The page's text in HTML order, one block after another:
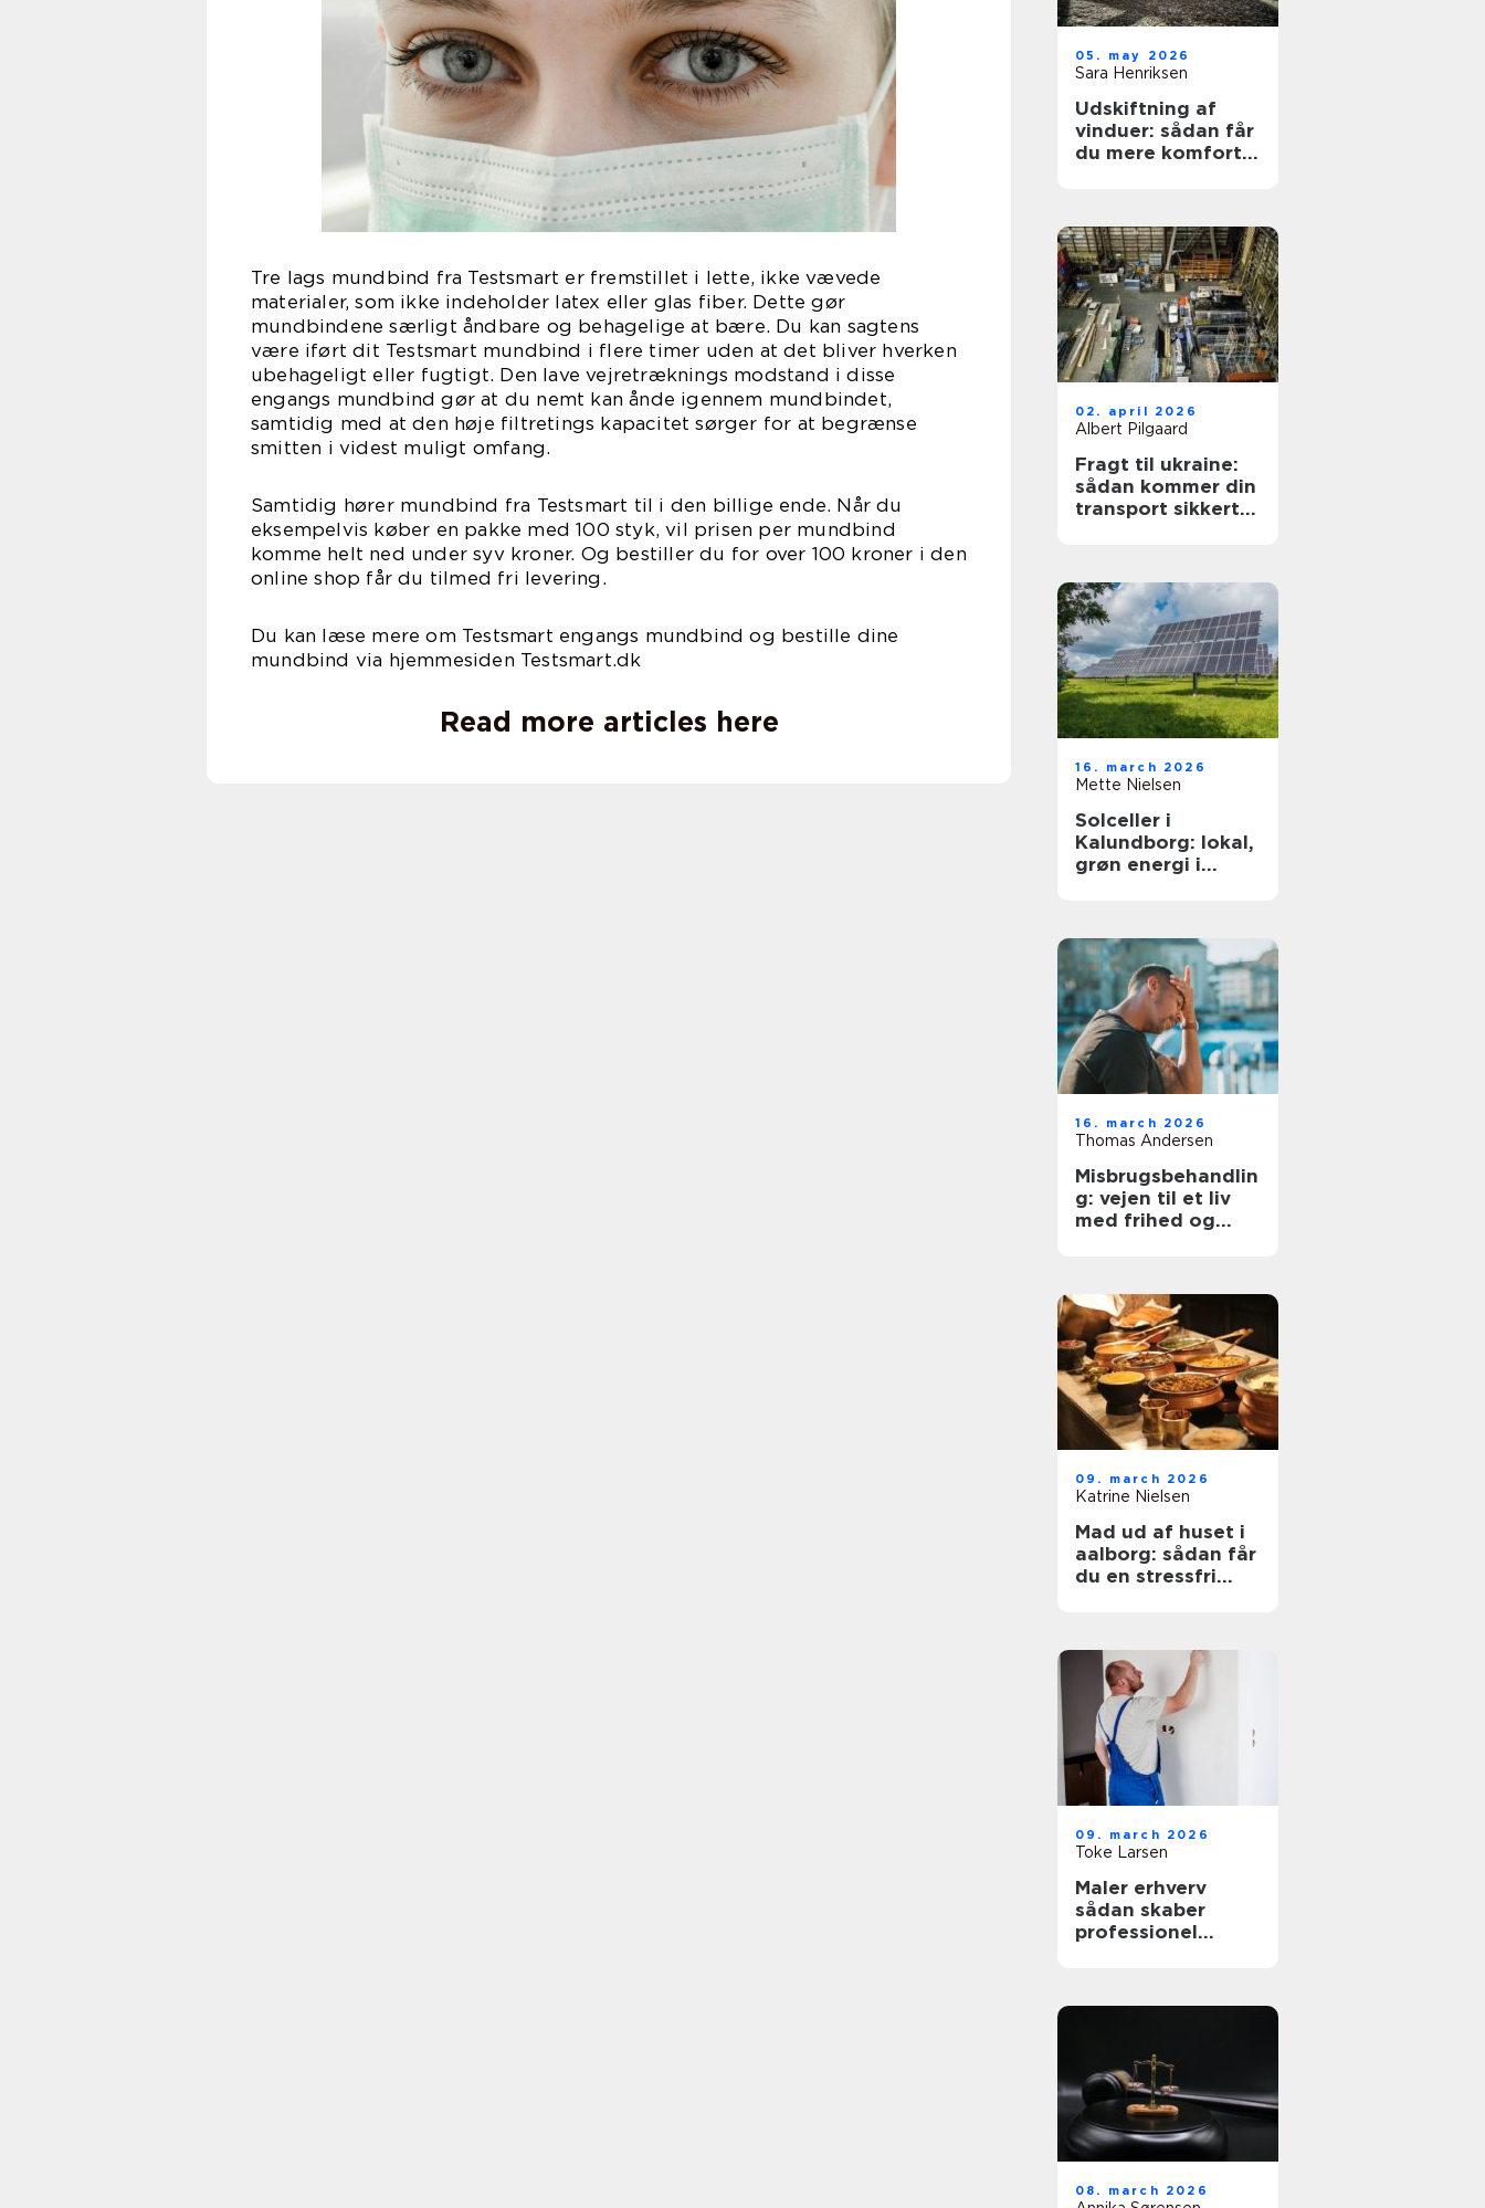
Tre lags mundbind fra Testsmart er fremstillet i lette, ikke vævede
materialer, som ikke indeholder latex eller glas fiber. Dette gør
mundbindene særligt åndbare og behagelige at bære. Du kan sagtens
være iført dit Testsmart mundbind i flere timer uden at det bliver hverken
ubehageligt eller fugtigt. Den lave vejretræknings modstand i disse
engangs mundbind gør at du nemt kan ånde igennem mundbindet,
samtidig med at den høje filtretings kapacitet sørger for at begrænse
smitten i videst muligt omfang.
Samtidig hører mundbind fra Testsmart til i den billige ende. Når du
eksempelvis køber en pakke med 100 styk, vil prisen per mundbind
komme helt ned under syv kroner. Og bestiller du for over 100 kroner i den
online shop får du tilmed fri levering.
Du kan læse mere om Testsmart engangs mundbind og bestille dine
mundbind via hjemmesiden Testsmart.dk
Read more articles here
05. may 2026
Sara Henriksen
Udskiftning af
vinduer: sådan får
du mere komfort
02. april 2026
Albert Pilgaard
Fragt til ukraine:
sådan kommer din
transport sikkert
16. march 2026
Mette Nielsen
Solceller i
Kalundborg: lokal,
grøn energi i
16. march 2026
Thomas Andersen
Misbrugsbehandlin
g: vejen til et liv
med frihed og
09. march 2026
Katrine Nielsen
Mad ud af huset i
aalborg: sådan får
du en stressfri
09. march 2026
Toke Larsen
Maler erhverv
sådan skaber
professionel
08. march 2026